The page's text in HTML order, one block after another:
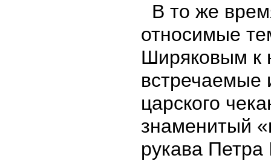
В то же
относимые
Ширяковым к
встречаемые
царского
знаменитый
рукава Петра